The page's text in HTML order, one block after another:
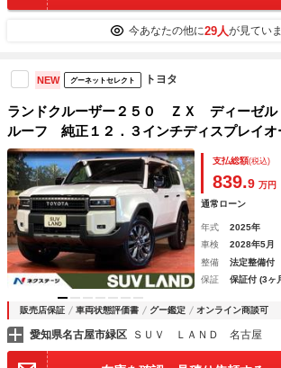
今あなたの他に29人が見てい
NEW グーネットセレクト トヨタ
ランドクルーザー２５０ ＺＸ ディーゼ
ルーフ 純正１２．３インチディスプレイ
カメラ ＪＢＬサウンド レーダークルー
アゲート レザーシート 前席シートエア
アコン
支払総額(税込)
839.9 万円
通常ローン
年式 2025年
車検
2028年5月
整備
法定整備付
保証
保証付 (3ヶ
販売店保証 車両状態評価書 グー鑑定 オンライン商談可
愛知県名古屋市緑区 ＳＵＶ ＬＡＮＤ 名古屋